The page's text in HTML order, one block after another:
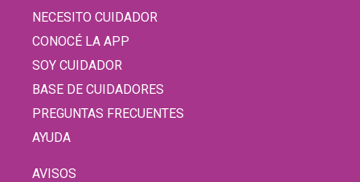
NECESITO CUIDADOR
CONOCÉ LA APP
SOY CUIDADOR
BASE DE CUIDADORES
PREGUNTAS FRECUENTES
AYUDA
AVISOS